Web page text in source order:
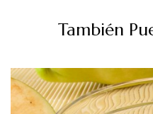
También